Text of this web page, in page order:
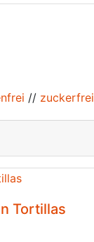
// zuckerfrei
Tortillas